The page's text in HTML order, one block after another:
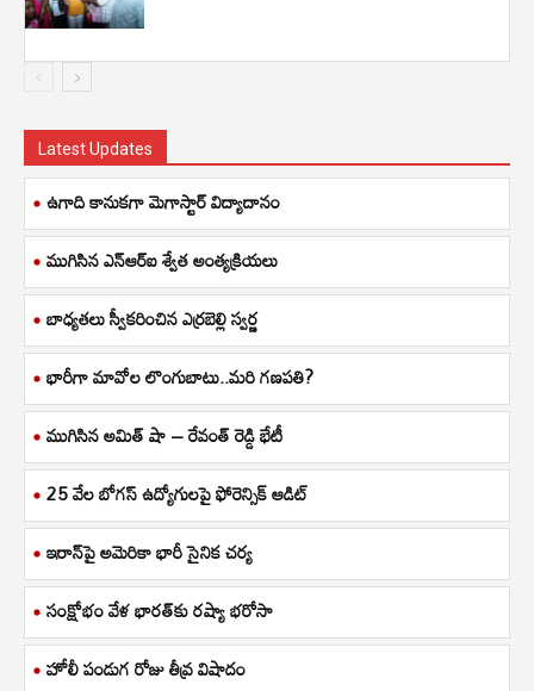
Latest Updates
ఉగాది కానుకగా మెగాస్టార్ విద్యాదానం
ముగిసిన ఎన్ఆర్ఐ శ్వేత అంత్యక్రియలు
బాధ్యతలు స్వీకరించిన ఎర్రబెల్లి స్వర్ణ
భారీగా మావోల లొంగుబాటు..మరి గణపతి?
ముగిసిన అమిత్ షా – రేవంత్ రెడ్డి భేటీ
25 వేల బోగస్ ఉద్యోగులపై ఫోరెన్సిక్ ఆడిట్
ఇరాన్‌పై అమెరికా భారీ సైనిక చర్య
సంక్షోభం వేళ భారత్‌కు రష్యా భరోసా
హోలీ పండుగ రోజు తీవ్ర విషాదం